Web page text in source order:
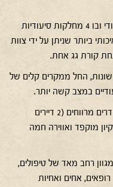
שלמה המלך הינו בית אבות סיעודי ובו 4 מחלקות סיעודיות
ביותר שניתן על ידי צוות
קורת גג אחת.
שונות, החל ממקרים קלים של
במצב קשה יותר.
בכל מחלקה ישנם עד 24 דיירים הנהנים מחדרים מרווחים (2 דיירים
מוקפד ואווירה חמה
רחב מאד של טיפולים,
אחים ואחיות